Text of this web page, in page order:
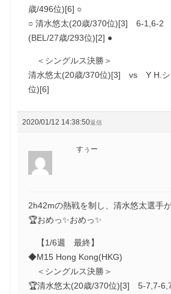
歳/496位)[6] ○
○ 清水悠太(20歳/370位)[3] 6-1,6-2
(BEL/27歳/293位)[2] ●
＜シングルス決勝＞
清水悠太(20歳/370位)[3] vs Y H.シ
位)[6]
2020/01/12 14:38:50返信
すぅー
2h42mの熱戦を制し、清水悠太選手
🏆おめっ✨おめっ✨
【1/6週 最終】
◆M15 Hong Kong(HKG)
＜シングルス決勝＞
🏆清水悠太(20歳/370位)[3] 5-7,7-